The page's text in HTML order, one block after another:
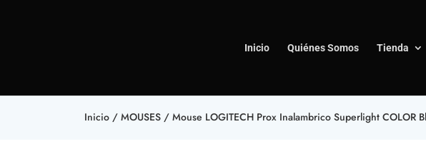
Inicio Quiénes Somos Tienda
Inicio/ MOUSES/ Mouse LOGITECH Prox Inalambrico Superlight COLOR